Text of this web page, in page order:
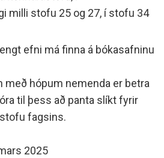
milli stofu 25 og 27, í stofu 34
efni má finna á bókasafninu
með hópum nemenda er betra
til þess að panta slíkt fyrir
fagsins.
2025